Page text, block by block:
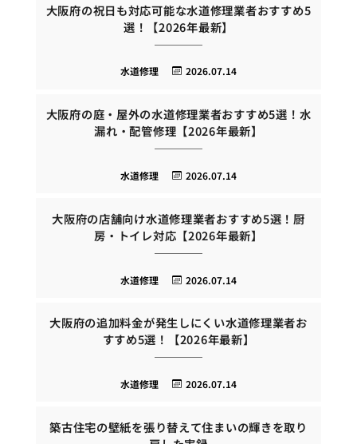
大阪府の祝日も対応可能な水道修理業者おすすめ5
選！【2026年最新】
2026.07.14
水道修理
大阪府の庭・屋外の水道修理業者おすすめ5選！水
漏れ・配管修理【2026年最新】
2026.07.14
水道修理
大阪府の店舗向け水道修理業者おすすめ5選！厨
房・トイレ対応【2026年最新】
2026.07.14
水道修理
大阪府の追加料金が発生しにくい水道修理業者お
すすめ5選！【2026年最新】
2026.07.14
水道修理
築古住宅の壁紙を張り替えて住まいの輝きを取り